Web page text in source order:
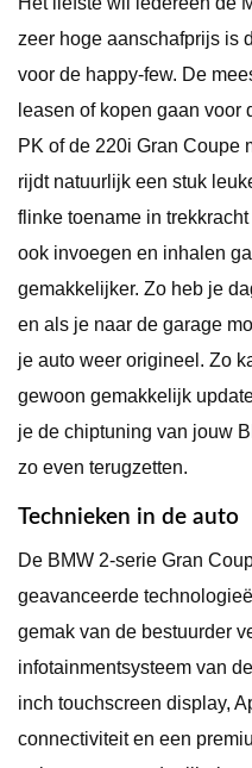
zeer hoge aanschafprijs is
voor de happy-few. De
leasen of kopen gaan voor
PK of de 220i Gran Coupe
rijdt natuurlijk een stuk
flinke toename in
ook invoegen en inhalen
gemakkelijker. Zo heb je
en als je naar de garage
je auto weer origineel. Zo
gewoon gemakkelijk
je de chiptuning van jouw
zo even terugzetten.
Technieken in de auto
De BMW 2-serie Gran
geavanceerde
gemak van de bestuurder
infotainmentsysteem van
inch touchscreen display,
connectiviteit en een